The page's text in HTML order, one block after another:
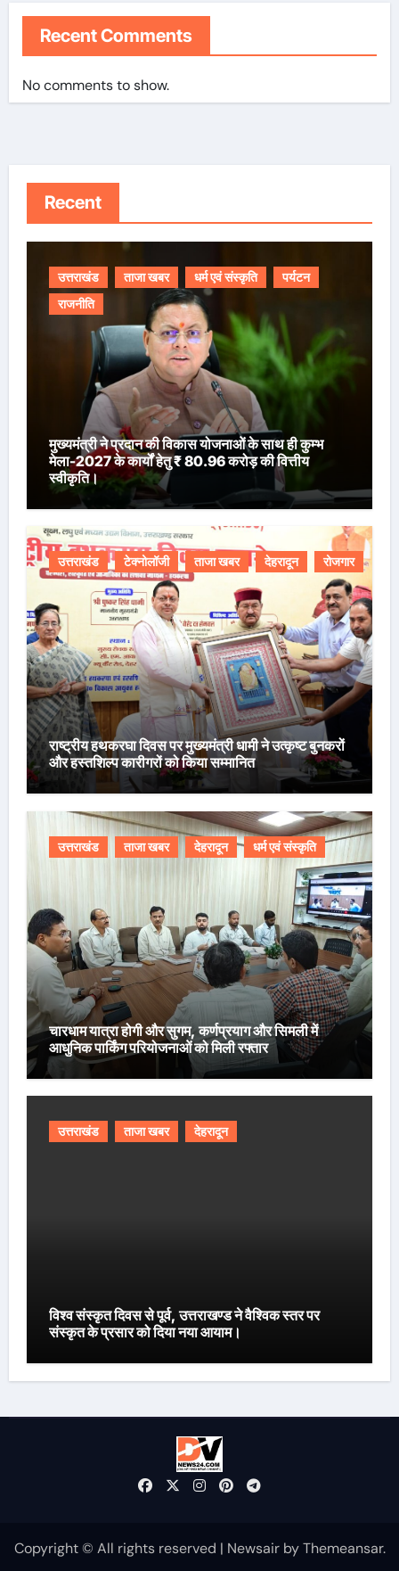
Recent Comments
No comments to show.
Recent
उत्तराखंड ताजा खबर धर्म एवं संस्कृति
पर्यटन
राजनीति
मुख्यमंत्री ने प्रदान की विकास योजनाओं के साथ ही कुम्भ
मेला-2027 के कार्यों हेतु ₹ 80.96 करोड़ की वित्तीय
स्वीकृति।
उत्तराखंड टेक्नोलॉजी ताजा खबर देहरादून रोजगार
राष्ट्रीय हथकरघा दिवस पर मुख्यमंत्री धामी ने उत्कृष्ट बुनकरों
और हस्तशिल्प कारीगरों को किया सम्मानित
उत्तराखंड ताजा खबर देहरादून धर्म एवं संस्कृति
चारधाम यात्रा होगी और सुगम, कर्णप्रयाग और सिमली में
आधुनिक पार्किंग परियोजनाओं को मिली रफ्तार
उत्तराखंड ताजा खबर देहरादून
विश्व संस्कृत दिवस से पूर्व, उत्तराखण्ड ने वैश्विक स्तर पर
संस्कृत के प्रसार को दिया नया आयाम।
Copyright © All rights reserved | NewsairbyThemeansar.